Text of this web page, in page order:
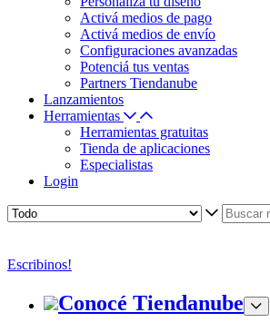
Activá medios de pago
Activá medios de envío
Configuraciones avanzadas
Potenciá tus ventas
Partners Tiendanube
Lanzamientos
Herramientas
Herramientas gratuitas
Tienda de aplicaciones
Especialistas
Login
Escribinos!
Conocé Tiendanube